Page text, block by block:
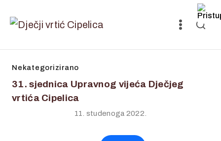
Nekategorizirano
31. sjednica Upravnog vijeća Dječjeg
vrtića Cipelica
11. studenoga 2022.